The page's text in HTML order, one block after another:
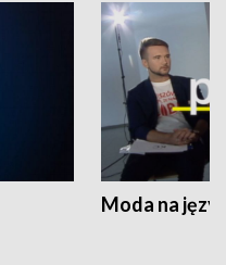
Moda na